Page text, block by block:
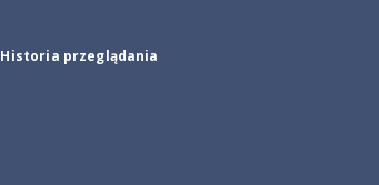
Historia przeglądania